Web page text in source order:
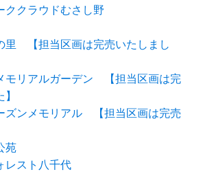
ククラウドむさし野
里 【担当区画は完売いたしまし
モリアルガーデン 【担当区画は完
ズンメモリアル 【担当区画は完売
苑
レスト八千代